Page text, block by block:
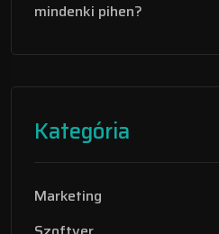
mindenki pihen?
Kategória
Marketing